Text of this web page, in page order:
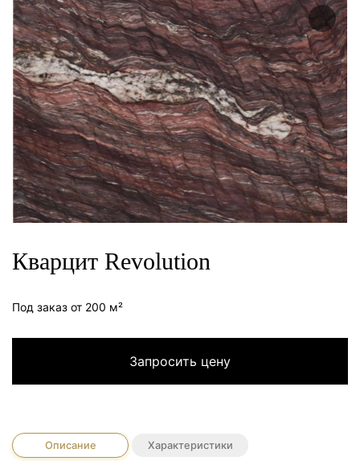
Кварцит Revolution
Под заказ от 200 м²
Запросить цену
Описание Характеристики